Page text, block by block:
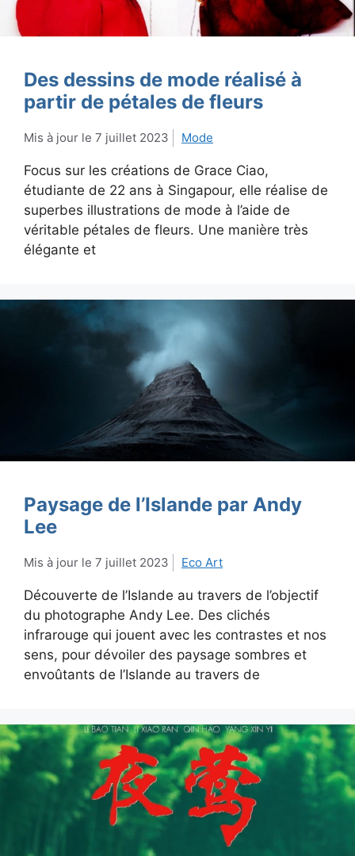
Des dessins de mode réalisé à
partir de pétales de fleurs
7 juillet 2023 Mode
Focus sur les créations de Grace Ciao,
étudiante de 22 ans à Singapour, elle réalise de
superbes illustrations de mode à l’aide de
véritable pétales de fleurs. Une manière très
élégante et
Paysage de l’Islande par Andy
Lee
7 juillet 2023 Eco Art
Découverte de l’Islande au travers de l’objectif
du photographe Andy Lee. Des clichés
infrarouge qui jouent avec les contrastes et nos
sens, pour dévoiler des paysage sombres et
envoûtants de l’Islande au travers de